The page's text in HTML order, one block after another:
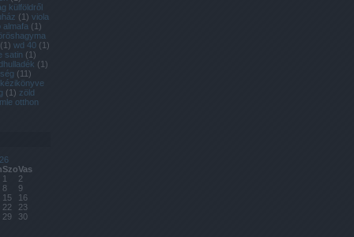
külföldről
(1) viola
almafa (1)
(1) wd 40 (1)
satin (1)
(1)
(11)
(1) zöld
otthon
SzoVas
1
2
8
9
15
16
22
23
29
30